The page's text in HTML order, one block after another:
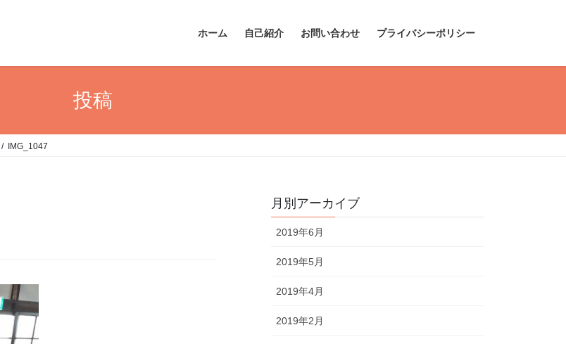
ホーム 自己紹介 お問い合わせ プライバシーポリシー
投稿
IMG_1047
月別アーカイブ
2019年6月
2019年5月
2019年4月
2019年2月